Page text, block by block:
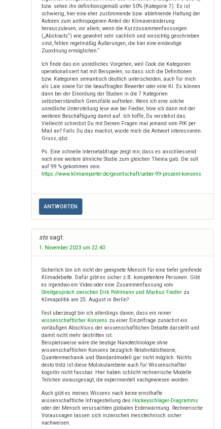
bzw. sehen ihn definitionsgemäß unter 50% (Kategorie 7). Es ist
schwierig, hier eine eher zustimmende bzw. ablehnende Haltung der
Autoren zum anthropogenen Anteil der Klimaveränderung
herauszulesen, vor allem, wenn die Kurzzusammenfassungen
(„Abstracts“) wie gewohnt sehr sachlich und vorsichtig geschrieben
sind, fehlen regelmäßig Äußerungen, die hier eine eindeutige
Zuordnung ermöglichen.“
Ich finde das ein unredliches Vorgehen, weil Cook die Kategorien
operationalisiert hat mit Beispielen, so dass sich die Definitionen
bzw. Kategorien semantisch deutlich unterscheiden, auch für mich
als Laie sowie für die beauftragten Bewerter oder eine KI. Es können
dann bei der Einordung der Studien in die 7 Kategorien
selbstverständlich Grenzfälle auftreten. Wenn ich eine solche
unredliche Unterstellung lese wie bei Fiedler, höre ich dann mit der
weiteren Beschäftigung damit auf. Ich hoffe, Du verstehst das.
Vielleicht schreibst Du mit Deinen Fragen mal jemand vom PIK per
Mail an? Falls Du das machst, würde mich die Antwort interessieren.
Gruss, qbz
Ps. Eine schnelle Internetabfrage zeigt mir, dass es anschliessend
noch eine weitere ähnliche Studie zum gleichen Thema gab. Die soll
auf 99 % gekommen sein.
https://www.klimareporter.de/gesellschaft/ueber-99-prozent-konsens
ANTWORTEN
sts sagt:
1. November 2023 um 22:40
Sicherlich bin ich nicht der geeignete Mensch für eine tiefer greifende
Klimadebatte. Dafür gibt es sicher z.B. kompetentere Personen: Gibt
es irgendwo ein Video oder eine Zusammenfassung vom
Streitgespräch zwischen Dirk Pohlmann und Markus Fiedlerzu
Klimapolitik am 25. August in Berlin?
Fest überzeugt bin ich allerdings davon, dass ein reiner
wissenschaftlicher Konsens zu einer Einzelfrage zunächst ein
vorläufigen Abschluss der wissenschaftlichen Debatte darstellt und
damit nicht mehr bestritten ist.
Beispielsweise wäre die heutige Nanotechnologie ohne
wissenschaftlichen Konsens bezüglich Relativitätstheorie,
Quantenmechanik und Standardmodell gar nicht möglich. Nichts
desto trotz ist diese Molukularebene auch für Wissenschaftler
kognitiv nicht fassbar. Hier haben schlicht rechnerische Modelle
Teilchen vorausgesagt, die experimentell nachgewiesen worden.
Auch gibt es meines Wissens nach keine ernsthafte
wissenschaftliche Infragestellung des Hockeyschläger-Diagramms
oder der Mensch verursachten globalen Erderwärmung. Rechnerische
Voraussagen lassen sich inzwischen messtechnisch sicher
nachweisen.